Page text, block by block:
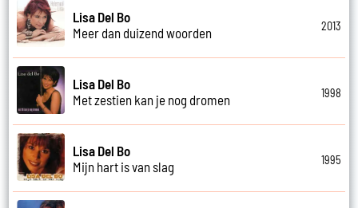
Lisa Del Bo
Meer dan duizend woorden
2013
Lisa Del Bo
Met zestien kan je nog dromen
1998
Lisa Del Bo
Mijn hart is van slag
1995